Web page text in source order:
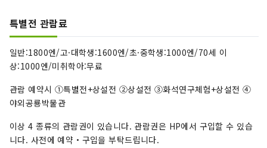
특별전 관람료
일반:1800엔/고·대학생:1600엔/초·중학생:1000엔/70세 이
상:1000엔/미취학아:무료
관람 예약시 ①특별전+상설전 ②상설전 ③화석연구체험+상설전 ④
야외공룡박물관
이상 4 종류의 관람권이 있습니다. 관람권은 HP에서 구입할 수 있습
니다. 사전에 예약・구입을 부탁드립니다.